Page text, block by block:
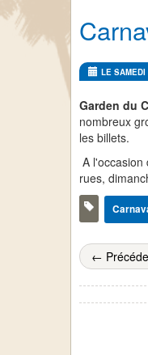
LE SAMEDI
Garden du
nombreux
les billets.
A l'occasion
rues,
←